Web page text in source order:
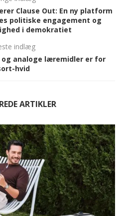
Clause Out: En ny platform
politiske engagement og
i demokratiet
indlæg
analoge læremidler er for
hvid
ARTIKLER